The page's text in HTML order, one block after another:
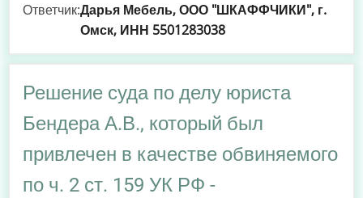
Ответчик:Дарья Мебель, ООО "ШКАФФЧИКИ", г.
Омск, ИНН 5501283038
Решение суда по делу юриста
Бендера А.В., который был
привлечен в качестве обвиняемого
по ч. 2 ст. 159 УК РФ -